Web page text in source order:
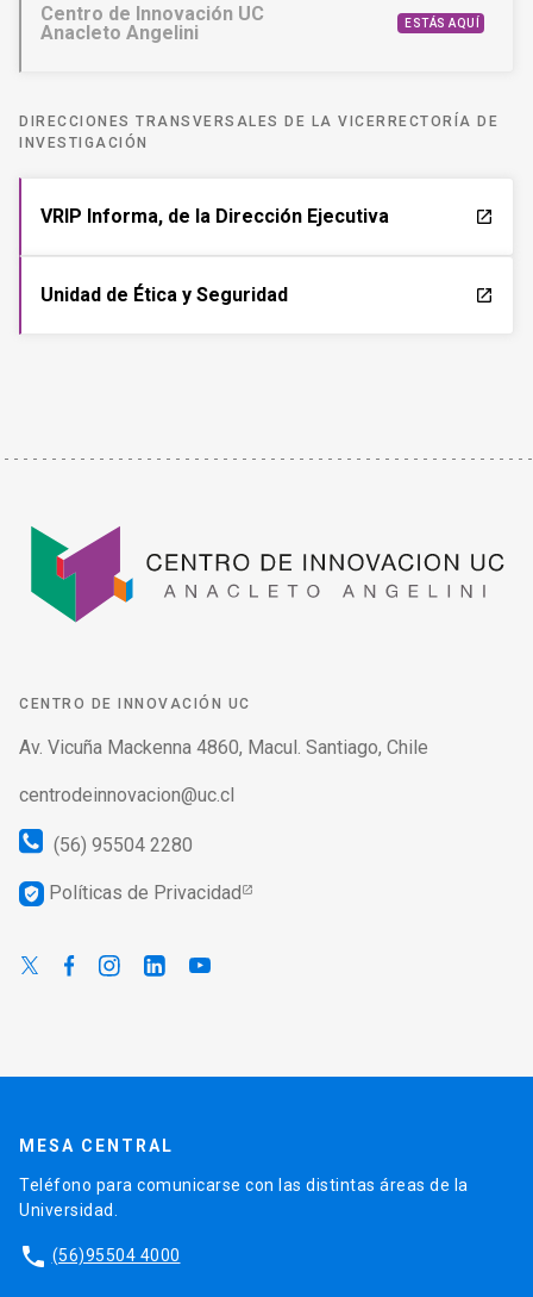
Centro de Innovación UC
Anacleto Angelini
ESTÁS AQUÍ
DIRECCIONES TRANSVERSALES DE LA VICERRECTORÍA DE
INVESTIGACIÓN
VRIP Informa, de la Dirección Ejecutiva launch
Unidad de Ética y Seguridad launch
CENTRO DE INNOVACIÓN UC
Av. Vicuña Mackenna 4860, Macul. Santiago, Chile
centrodeinnovacion@uc.cl
(56) 95504 2280
verified_user Políticas de Privacidad
MESA CENTRAL
Teléfono para comunicarse con las distintas áreas de la
Universidad.
phone (56)95504 4000